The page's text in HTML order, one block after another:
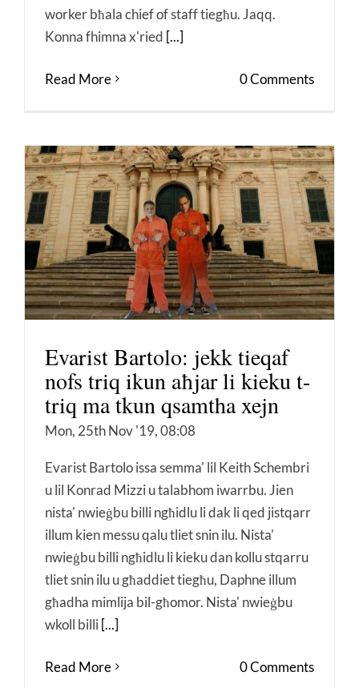
worker bħala chief of staff tiegħu. Jaqq.
Konna fhimna x'ried [...]
Read More 0 Comments
Evarist Bartolo: jekk tieqaf
nofs triq ikun aħjar li kieku t-
triq ma tkun qsamtha xejn
Mon, 25th Nov '19, 08:08
Evarist Bartolo issa semma' lil Keith Schembri
u lil Konrad Mizzi u talabhom iwarrbu. Jien
nista' nwieġbu billi ngħidlu li dak li qed jistqarr
illum kien messu qalu tliet snin ilu. Nista'
nwieġbu billi ngħidlu li kieku dan kollu stqarru
tliet snin ilu u għaddiet tiegħu, Daphne illum
għadha mimlija bil-għomor. Nista' nwieġbu
wkoll billi[...]
Read More 0 Comments